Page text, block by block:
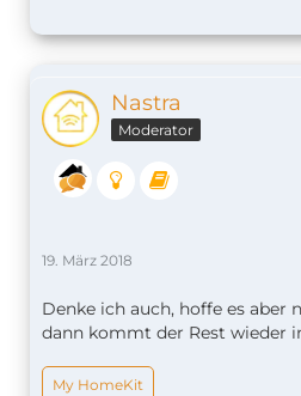
Nastra
Moderator
19. März 2018
Denke ich auch, hoffe es aber
dann kommt der Rest wieder
My HomeKit